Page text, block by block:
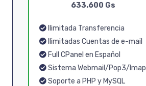
633.600 Gs
Ilimitada Transferencia
Ilimitadas Cuentas de e-mail
Full CPanel en Español
Sistema Webmail/Pop3/Imap
Soporte a PHP y MySQL